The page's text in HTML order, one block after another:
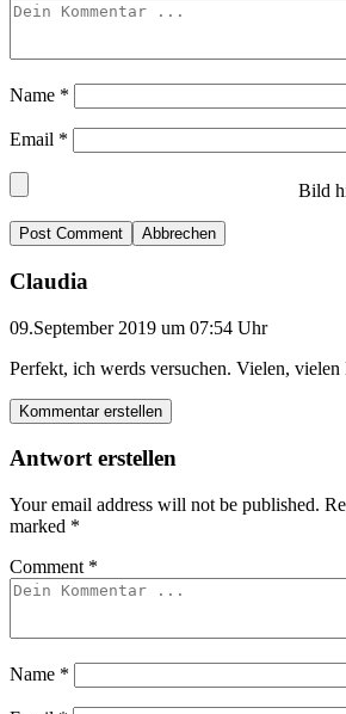
Name *
Email *
Bild
Abbrechen
Claudia
09.September 2019 um 07:54 Uhr
Perfekt, ich werds versuchen. Vielen, vielen
Kommentar erstellen
Antwort erstellen
Your email address will not be published.
marked *
Comment *
Name *